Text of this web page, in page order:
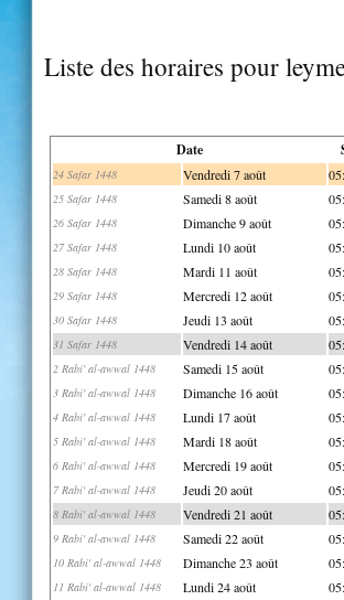
Liste des horaires pour
Date
24 Safar 1448 Vendredi 7 août
25 Safar 1448 Samedi 8 août
26 Safar 1448 Dimanche 9 août
27 Safar 1448 Lundi 10 août
28 Safar 1448 Mardi 11 août
29 Safar 1448 Mercredi 12 août
30 Safar 1448 Jeudi 13 août
31 Safar 1448 Vendredi 14 août
2 Rabi' al-awwal 1448 Samedi 15 août
3 Rabi' al-awwal 1448 Dimanche 16 août
4 Rabi' al-awwal 1448 Lundi 17 août
5 Rabi' al-awwal 1448 Mardi 18 août
6 Rabi' al-awwal 1448 Mercredi 19 août
7 Rabi' al-awwal 1448 Jeudi 20 août
8 Rabi' al-awwal 1448 Vendredi 21 août
9 Rabi' al-awwal 1448 Samedi 22 août
10 Rabi' al-awwal 1448 Dimanche 23 août
11 Rabi' al-awwal 1448 Lundi 24 août